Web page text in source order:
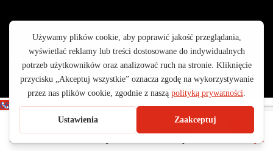
© 2003 - 2025 GALOP - Wyposażenie Rolnictwa | Wykonanie:
CreativeOne
Start Koszyk
665 199 755